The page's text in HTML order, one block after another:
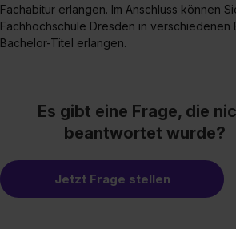
einzelnen Cookies findest du durch
zeigen“. Weitere Informationen:
Impressum.
Fachabitur erlangen. Im Anschluss können
Fachhochschule Dresden in verschiedenen
Bachelor-Titel erlangen.
Es gibt eine Frage, die
beantwortet wurde?
Jetzt Frage stellen